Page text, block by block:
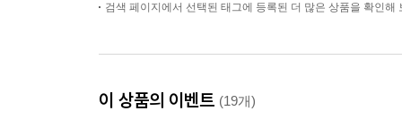
검색 페이지에서 선택된 태그에 등록된 더 많은 상품을 확인해
이 상품의 이벤트 (19개)